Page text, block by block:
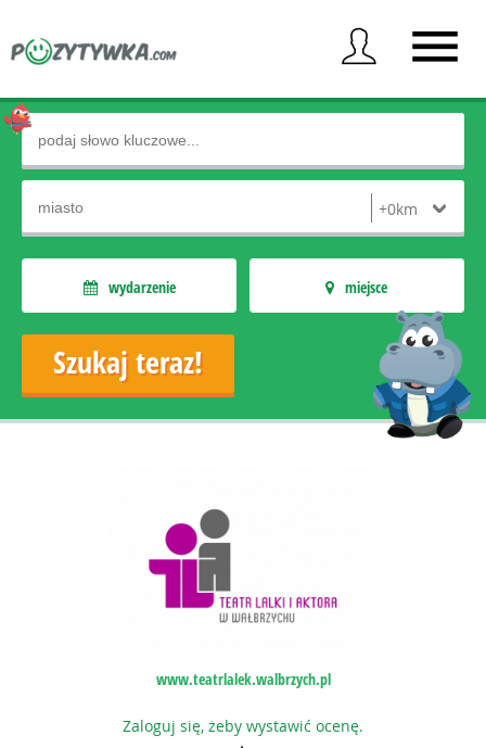
wydarzenie miejsce
www.teatrlalek.walbrzych.pl
Zaloguj się, żeby wystawić ocenę.